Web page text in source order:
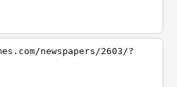
newspapers/2603/?